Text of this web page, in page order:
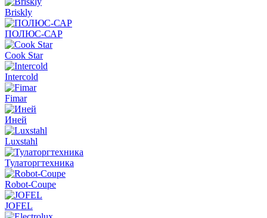
Briskly
ПОЛЮС-САР
Cook Star
Intercold
Fimar
Иней
Luxstahl
Тулаторгтехника
Robot-Coupe
JOFEL